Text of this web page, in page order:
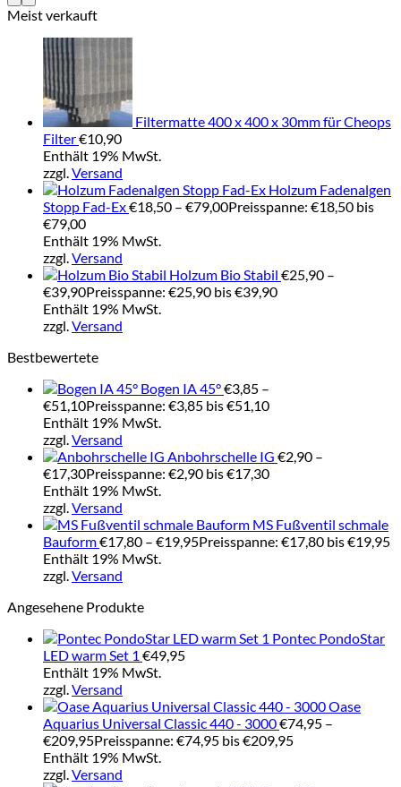
Meist verkauft
Filtermatte 400 x 400 x 30mm für Cheops
Filter€10,90
Enthält 19% MwSt.
zzgl.Versand
Holzum Fadenalgen
Stopp Fad-Ex€18,50 – €79,00Preisspanne: €18,50 bis
€79,00
Enthält 19% MwSt.
zzgl.Versand
Holzum Bio Stabil €25,90 –
€39,90Preisspanne: €25,90 bis €39,90
Enthält 19% MwSt.
zzgl.Versand
Bestbewertete
Bogen IA 45°€3,85 –
€51,10Preisspanne: €3,85 bis €51,10
Enthält 19% MwSt.
zzgl.Versand
Anbohrschelle IG €2,90 –
€17,30Preisspanne: €2,90 bis €17,30
Enthält 19% MwSt.
zzgl.Versand
MS Fußventil schmale
Bauform€17,80 – €19,95Preisspanne: €17,80 bis €19,95
Enthält 19% MwSt.
zzgl.Versand
Angesehene Produkte
Pontec PondoStar
LED warm Set 1 €49,95
Enthält 19% MwSt.
zzgl.Versand
Oase
Aquarius Universal Classic 440 - 3000€74,95 –
€209,95Preisspanne: €74,95 bis €209,95
Enthält 19% MwSt.
zzgl.Versand